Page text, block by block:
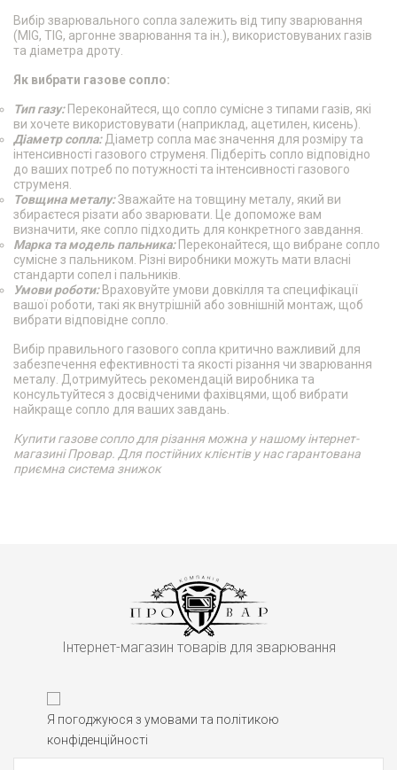
Вибір зварювального сопла залежить від типу зварювання
(MIG, TIG, аргонне зварювання та ін.), використовуваних газів
та діаметра дроту.
Як вибрати газове сопло:
Тип газу:Переконайтеся, що сопло сумісне з типами газів, які
ви хочете використовувати (наприклад, ацетилен, кисень).
Діаметр сопла: Діаметр сопла має значення для розміру та
інтенсивності газового струменя. Підберіть сопло відповідно
до ваших потреб по потужності та інтенсивності газового
струменя.
Товщина металу:Зважайте на товщину металу, який ви
збираєтеся різати або зварювати. Це допоможе вам
визначити, яке сопло підходить для конкретного завдання.
Марка та модель пальника:Переконайтеся, що вибране сопло
сумісне з пальником. Різні виробники можуть мати власні
стандарти сопел і пальників.
Умови роботи:Враховуйте умови довкілля та специфікації
вашої роботи, такі як внутрішній або зовнішній монтаж, щоб
вибрати відповідне сопло.
Вибір правильного газового сопла критично важливий для
забезпечення ефективності та якості різання чи зварювання
металу. Дотримуйтесь рекомендацій виробника та
консультуйтеся з досвідченими фахівцями, щоб вибрати
найкраще сопло для ваших завдань.
Купити газове сопло для різання можна у нашому інтернет-
магазині Провар. Для постійних клієнтів у нас гарантована
приємна система знижок
Інтернет-магазин товарів для зварювання
Я погоджуюся з умовами та політикою
конфіденційності